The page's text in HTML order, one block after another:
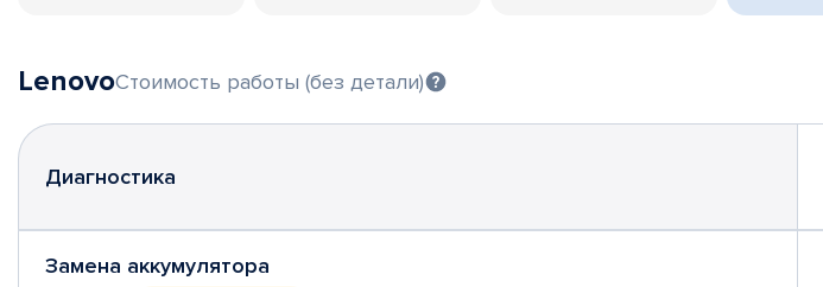
LenovoСтоимость работы (без детали)
Диагностика
Замена аккумулятора